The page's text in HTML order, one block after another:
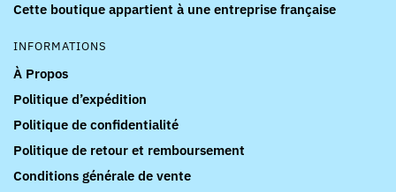
Cette boutique appartient à une entreprise française
INFORMATIONS
À Propos
Politique d’expédition
Politique de confidentialité
Politique de retour et remboursement
Conditions générale de vente